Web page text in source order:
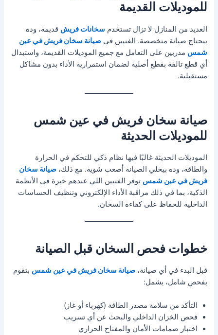
للموديلات القديمة
العديد من المنازل لا تزال تستخدم سخانات فريش قديمة، وده
بيحتاج صيانة متخصصة. الفنيين فيصيانة سخان فريش في عين
شمس مدربين على التعامل مع جميع الموديلات القديمة، واستبدال
أي قطع تالفة بقطع أصلية لضمان استمرارية الأداء بدون مشاكل
مستقبلية.
صيانة سخان فريش في عين شمس
للموديلات الحديثة
الموديلات الحديثة غالبًا فيها نظام ذكي للتحكم في الحرارة
والطاقة، وده بيخلي الصيانة أصعب شوية. مع ذلك،صيانة سخان
فريش في عين شمس توفر الفنيين اللي عندهم خبرة في الأنظمة
الذكية، بما في ذلك مراقبة الأداء الإلكتروني وتنظيف الحساسات
الداخلية للحفاظ على كفاءة السخان.
خطوات فحص السخان قبل الصيانة
قبل البدء في أي صيانة،صيانة سخان فريش في عين شمس بتقوم
بفحص شامل، يشمل:
التأكد من سلامة مصدر الطاقة (كهرباء أو غاز)
فحص الخزان الداخلي والبحث عن أي تسريب
اختبار صمامات الأمان والمفتاح الحراري